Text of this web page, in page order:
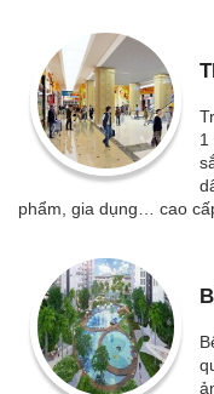
phẩm, gia dụng… cao cấp.